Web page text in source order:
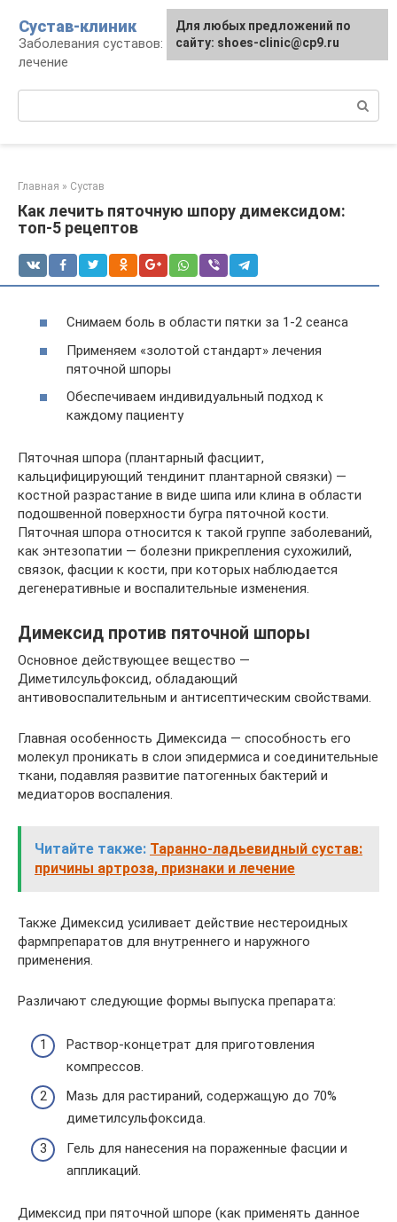
контенту
Сустав-клиник
Заболевания суставов: профилактика и
лечение
Главная » Сустав
Как лечить пяточную шпору димексидом:
топ-5 рецептов
Снимаем боль в области пятки за 1-2 сеанса
Применяем «золотой стандарт» лечения
пяточной шпоры
Обеспечиваем индивидуальный подход к
каждому пациенту
Пяточная шпора (плантарный фасциит,
кальцифицирующий тендинит плантарной связки) —
костной разрастание в виде шипа или клина в области
подошвенной поверхности бугра пяточной кости.
Пяточная шпора относится к такой группе заболеваний,
как энтезопатии — болезни прикрепления сухожилий,
связок, фасции к кости, при которых наблюдается
дегенеративные и воспалительные изменения.
Димексид против пяточной шпоры
Основное действующее вещество —
Диметилсульфоксид, обладающий
антивовоспалительным и антисептическим свойствами.
Главная особенность Димексида — способность его
молекул проникать в слои эпидермиса и соединительные
ткани, подавляя развитие патогенных бактерий и
медиаторов воспаления.
Читайте также: Таранно-ладьевидный сустав:
причины артроза, признаки и лечение
Также Димексид усиливает действие нестероидных
фармпрепаратов для внутреннего и наружного
применения.
Различают следующие формы выпуска препарата:
Раствор-концетрат для приготовления
компрессов.
Мазь для растираний, содержащую до 70%
диметилсульфоксида.
Гель для нанесения на пораженные фасции и
аппликаций.
Димексид при пяточной шпоре (как применять данное
Для любых предложений по
сайту: shoes-clinic@cp9.ru